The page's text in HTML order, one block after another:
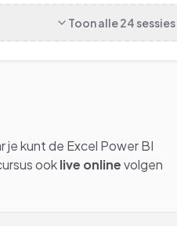
Toon alle24 sessies
je kunt de Excel Power BI
ooklive onlinevolgen